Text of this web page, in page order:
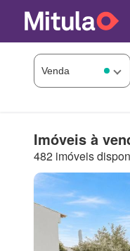
Imóveis à
482 imóveis